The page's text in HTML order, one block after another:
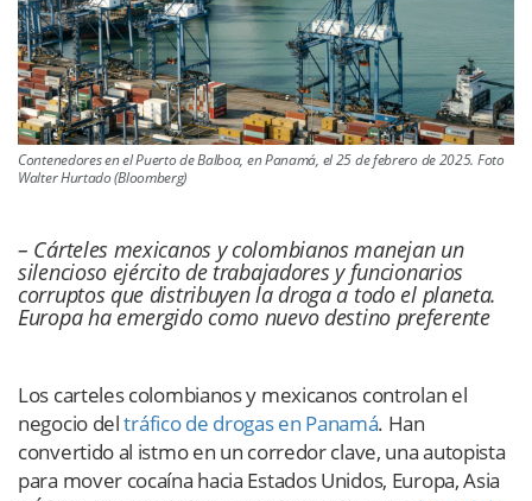
Contenedores en el Puerto de Balboa, en Panamá, el 25 de febrero de 2025. Foto
Walter Hurtado (Bloomberg)
– Cárteles mexicanos y colombianos manejan un
silencioso ejército de trabajadores y funcionarios
corruptos que distribuyen la droga a todo el planeta.
Europa ha emergido como nuevo destino preferente
Los carteles colombianos y mexicanos controlan el
negocio deltráfico de drogas en Panamá. Han
convertido al istmo en un corredor clave, una autopista
para mover cocaína hacia Estados Unidos, Europa, Asia